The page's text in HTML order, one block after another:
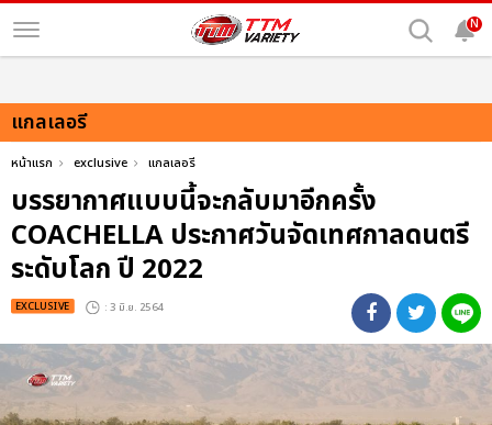
N
แกลเลอรี
หน้าแรก exclusive แกลเลอรี
บรรยากาศแบบนี้จะกลับมาอีกครั้ง
COACHELLA ประกาศวันจัดเทศกาลดนตรี
ระดับโลก ปี 2022
EXCLUSIVE : 3 มิ.ย. 2564